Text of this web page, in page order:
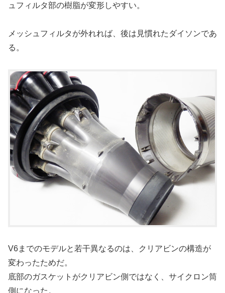
ュフィルタ部の樹脂が変形しやすい。
メッシュフィルタが外れれば、後は見慣れたダイソンであ
る。
V6までのモデルと若干異なるのは、クリアビンの構造が
変わったためだ。
底部のガスケットがクリアビン側ではなく、サイクロン筒
側になった。